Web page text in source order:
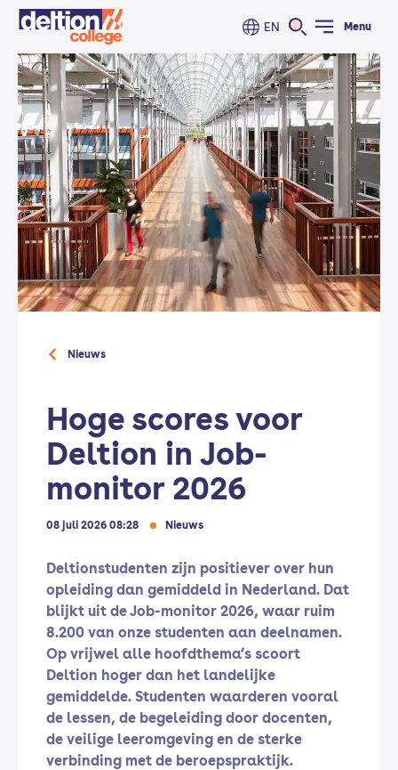
EN Menu
Nieuws
Hoge scores voor
Deltion in Job-
monitor 2026
08 juli 2026 08:28 Nieuws
Deltionstudenten zijn positiever over hun
opleiding dan gemiddeld in Nederland. Dat
blijkt uit de Job-monitor 2026, waar ruim
8.200 van onze studenten aan deelnamen.
Op vrijwel alle hoofdthema’s scoort
Deltion hoger dan het landelijke
gemiddelde. Studenten waarderen vooral
de lessen, de begeleiding door docenten,
de veilige leeromgeving en de sterke
verbinding met de beroepspraktijk.